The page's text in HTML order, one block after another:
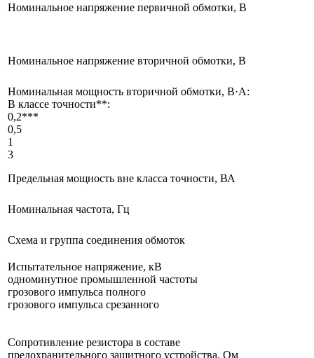
Номинальное напряжение первичной обмотки, В
Номинальное напряжение вторичной обмотки, В
Номинальная мощность вторичной обмотки, В·А:
В классе точности**:
0,2***
0,5
1
3
Предельная мощность вне класса точности, ВА
Номинальная частота, Гц
Схема и группа соединения обмоток
Испытательное напряжение, кВ
одноминутное промышленной частоты
грозового импульса полного
грозового импульса срезанного
Сопротивление резистора в составе
предохранительного защитного устройства, Ом